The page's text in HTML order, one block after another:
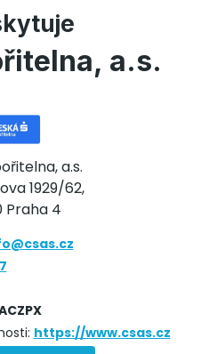
a.s.
a.s.
1929/62,
Praha 4
https://www.csas.cz